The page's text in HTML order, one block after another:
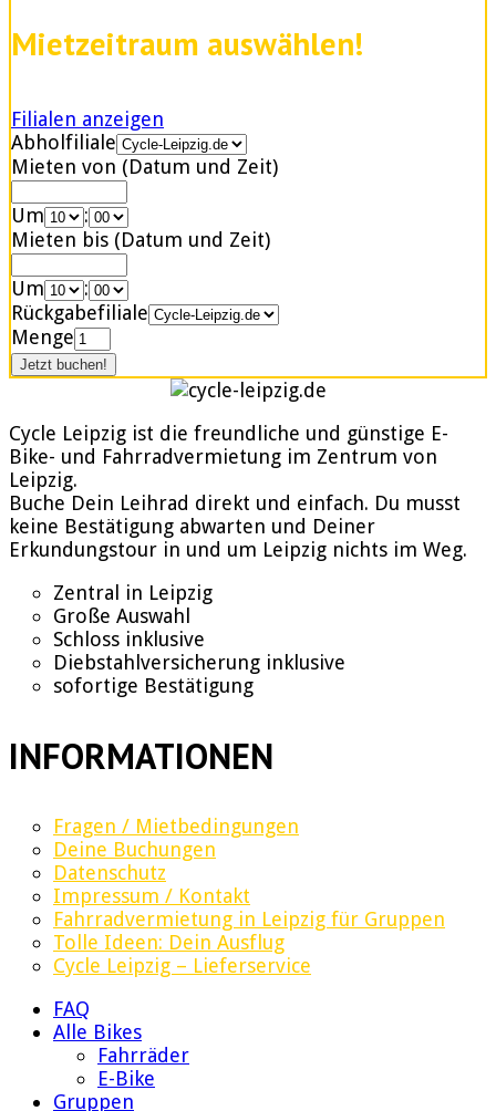
Mietzeitraum auswählen!
Filialen anzeigen
Abholfiliale
Mieten von (Datum und Zeit)
Um
:
Mieten bis (Datum und Zeit)
Um
:
Rückgabefiliale
Menge
Cycle Leipzig ist die freundliche und günstige E-
Bike- und Fahrradvermietung im Zentrum von
Leipzig.
Buche Dein Leihrad direkt und einfach. Du musst
keine Bestätigung abwarten und Deiner
Erkundungstour in und um Leipzig nichts im Weg.
Zentral in Leipzig
Große Auswahl
Schloss inklusive
Diebstahlversicherung inklusive
sofortige Bestätigung
INFORMATIONEN
Fragen / Mietbedingungen
Deine Buchungen
Datenschutz
Impressum / Kontakt
Fahrradvermietung in Leipzig für Gruppen
Tolle Ideen: Dein Ausflug
Cycle Leipzig – Lieferservice
FAQ
Alle Bikes
Fahrräder
E-Bike
Gruppen